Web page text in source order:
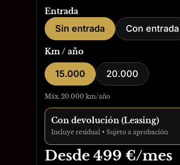
Entrada
Sin entrada Con entrada
Km / año
15.000 20.000
Máx. 20.000 km/año
Con devolución (Leasing)
Incluye residual • Sujeto a aprobación
Desde 499 €/mes